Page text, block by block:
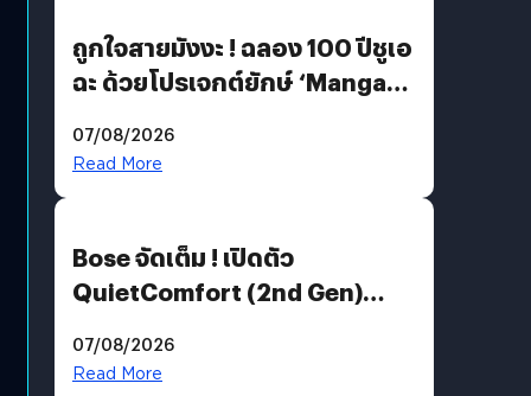
ถูกใจสายมังงะ ! ฉลอง 100 ปีชูเอ
ฉะ ด้วยโปรเจกต์ยักษ์ ‘Manga
มีภาษาไทยด้วย
07/08/2026
Read More
Bose จัดเต็ม ! เปิดตัว
QuietComfort (2nd Gen)
07/08/2026
Read More